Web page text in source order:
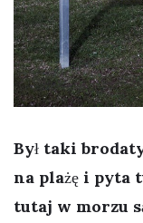
Był taki
na plażę i pyta
tutaj w morzu